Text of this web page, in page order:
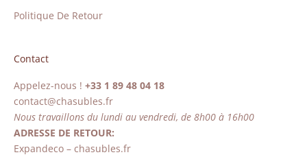
Politique De Retour
Contact
Appelez-nous ! +33 1 89 48 04 18
contact@chasubles.fr
Nous travaillons du lundi au vendredi, de 8h00 à 16h00
ADRESSE DE RETOUR:
Expandeco – chasubles.fr